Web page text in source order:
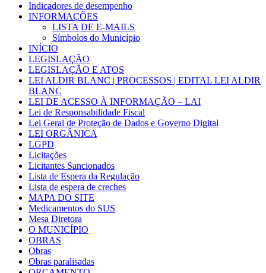
Indicadores de desempenho
INFORMAÇÕES
LISTA DE E-MAILS
Símbolos do Município
INÍCIO
LEGISLAÇÃO
LEGISLAÇÃO E ATOS
LEI ALDIR BLANC | PROCESSOS | EDITAL LEI ALDIR
BLANC
LEI DE ACESSO À INFORMAÇÃO – LAI
Lei de Responsabilidade Fiscal
Lei Geral de Proteção de Dados e Governo Digital
LEI ORGÂNICA
LGPD
Licitações
Licitantes Sancionados
Lista de Espera da Regulação
Lista de espera de creches
MAPA DO SITE
Medicamentos do SUS
Mesa Diretora
O MUNICÍPIO
OBRAS
Obras
Obras paralisadas